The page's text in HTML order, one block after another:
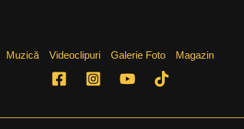
Muzică Videoclipuri Galerie Foto Magazin